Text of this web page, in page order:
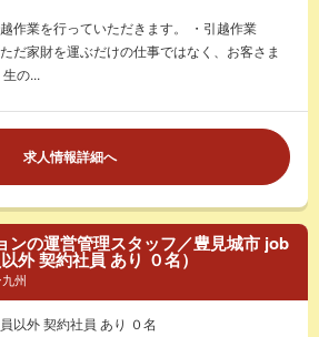
越作業を行っていただきます。 ・引越作業
だ家財を運ぶだけの仕事ではなく、お客さま
の...
求人情報詳細へ
ンの運営管理スタッフ／豊見城市 job
外 契約社員 あり ０名）
州
以外 契約社員 あり ０名